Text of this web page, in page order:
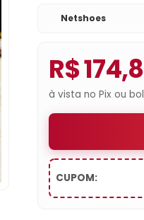
Netshoes
R$
à vista no Pix ou
CUPOM: